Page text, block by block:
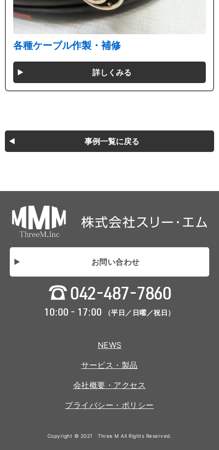
各種ケーブル作製・補修
詳しくみる
事例一覧に戻る
お問い合わせ
042-487-7860
10:00 - 17:00 （平日／日曜／祝日）
NEWS
サービス・製品
会社概要・アクセス
プライバシー・ポリシー
Copyright © 2021 Three M All Rights Reserved.